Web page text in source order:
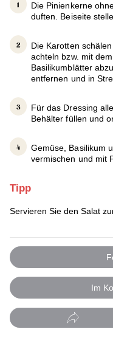
Die Pinienkerne
duften. Beiseite
Die Karotten
achteln bzw. mit
Basilikumblätter
entfernen und in
Für das Dressing
Behälter füllen und
Gemüse, Basilikum
vermischen und mit
Tipp
Servieren Sie den Salat
Im